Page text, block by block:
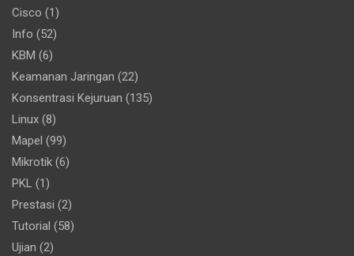
Cisco (1)
Info (52)
KBM (6)
Keamanan Jaringan (22)
Konsentrasi Kejuruan (135)
Linux (8)
Mapel (99)
Mikrotik (6)
PKL (1)
Prestasi (2)
Tutorial (58)
Ujian (2)